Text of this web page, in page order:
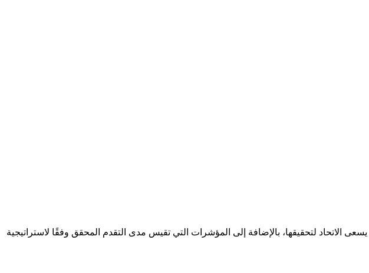
هذه الصفحة الأهداف الرئيسية التي يسعى الاتحاد لتحقيقها، بالإضافة إلى المؤشرات التي تقيس مدى التقدم المحقق وفقًا لاستراتيجية